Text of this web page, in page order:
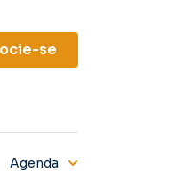
se
Agenda